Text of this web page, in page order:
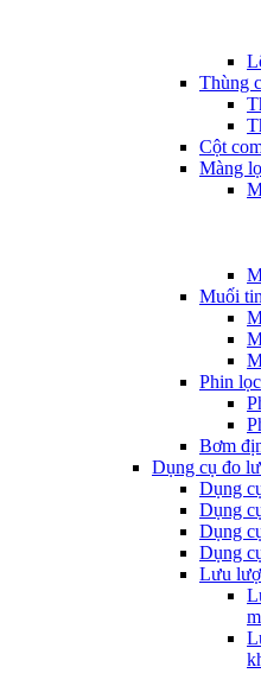
Thùng
Cột
Màng
Muối
Phin
Bơm
Dụng cụ đo
Dụng
Dụng
Dụng
Dụng
Lưu